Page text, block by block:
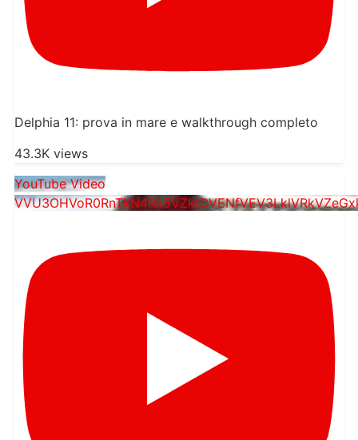
Delphia 11: prova in mare e walkthrough completo
43.3K views
YouTube Video